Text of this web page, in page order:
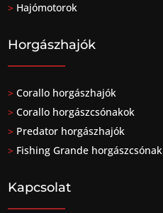
> Hajómotorok
Horgászhajók
> Corallo horgászhajók
> Corallo horgászcsónakok
> Predator horgászhajók
> Fishing Grande horgászcsónak
Kapcsolat